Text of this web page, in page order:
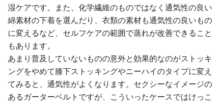
湿ケアです。また、化学繊維のものではなく通気性の良い
綿素材の下着を選んだり、衣類の素材も通気性の良いもの
に変えるなど、セルフケアの範囲で蒸れが改善できること
もあります。
あまり普及していないものの意外と効果的なのがストッキ
ングをやめて膝下ストッキングやニーハイのタイプに変え
てみると、通気性がよくなります。セクシーなイメージの
あるガーターベルトですが、こういったケースではけっこ